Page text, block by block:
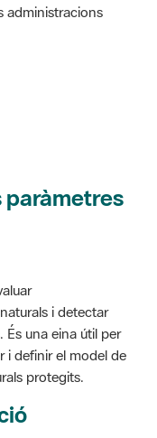
definir el model de
protegits.